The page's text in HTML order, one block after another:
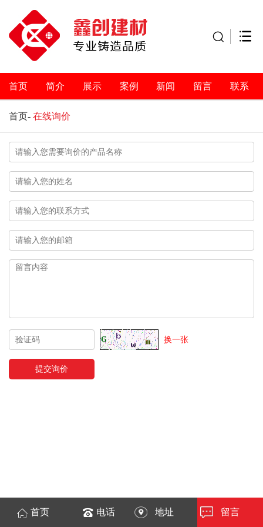
首页 简介 展示 案例 新闻 留言 联系
首页- 在线询价
换一张
首页 电话 地址 留言